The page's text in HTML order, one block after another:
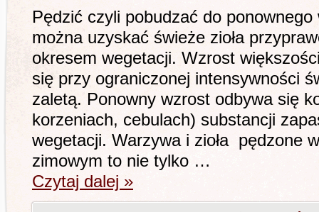
Pędzić czyli pobudzać do
można uzyskać świeże zioła
okresem wegetacji. Wzrost
się przy ograniczonej intensywności
zaletą. Ponowny wzrost odbywa się
korzeniach, cebulach) substancji
wegetacji. Warzywa i zioła pędzone
zimowym to nie tylko …
Czytaj dalej »